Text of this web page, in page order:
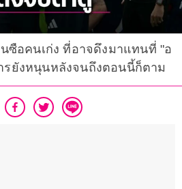
ซือคนเก่ง ที่อาจดึงมาแทนที่ "อ
รยังหนุนหลังจนถึงตอนนี้ก็ตาม